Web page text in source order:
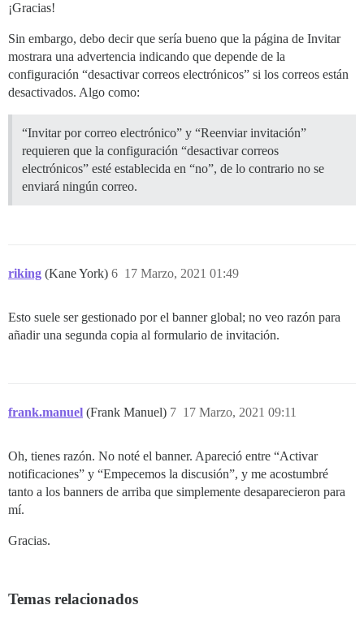
¡Gracias!
Sin embargo, debo decir que sería bueno que la página de Invitar
mostrara una advertencia indicando que depende de la
configuración “desactivar correos electrónicos” si los correos están
desactivados. Algo como:
“Invitar por correo electrónico” y “Reenviar invitación”
requieren que la configuración “desactivar correos
electrónicos” esté establecida en “no”, de lo contrario no se
enviará ningún correo.
riking (Kane York) 17 Marzo, 2021 01:49
6
Esto suele ser gestionado por el banner global; no veo razón para
añadir una segunda copia al formulario de invitación.
frank.manuel (Frank Manuel) 17 Marzo, 2021 09:11
7
Oh, tienes razón. No noté el banner. Apareció entre “Activar
notificaciones” y “Empecemos la discusión”, y me acostumbré
tanto a los banners de arriba que simplemente desaparecieron para
mí.
Gracias.
Temas relacionados